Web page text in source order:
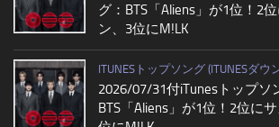
グ：BTS「Aliens」が1位！2
ン、3位にM!LK
ITUNESトップソング (ITUNESダ
2026/07/31付iTunesトップソ
BTS「Aliens」が1位！2位に